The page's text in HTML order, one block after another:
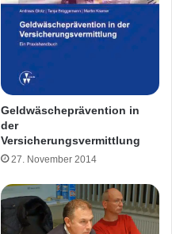
Geldwäscheprävention in
der
Versicherungsvermittlung
27. November 2014